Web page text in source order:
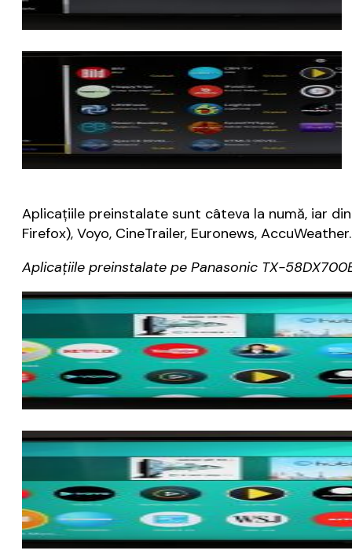
Aplicațiile preinstalate sunt câteva la numă, iar
Firefox), Voyo, CineTrailer, Euronews,
Aplicațiile preinstalate pe Panasonic TX-